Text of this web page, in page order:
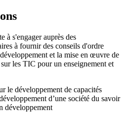
à s'engager auprès des
à fournir des conseils d'ordre
et la mise en œuvre de
les TIC pour un enseignement et
le développement de capacités
d’une société du savoir
développement